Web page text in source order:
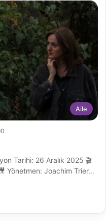
Aile
Tarihi: 26 Aralık 2025 🎬
Yönetmen: Joachim Trier…